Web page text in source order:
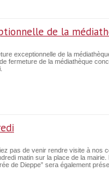
de la
exceptionnelle de la
fermeture de la médiathèque
pas de venir rendre visite à nos
matin sur la place de la
de Dieppe” sera également